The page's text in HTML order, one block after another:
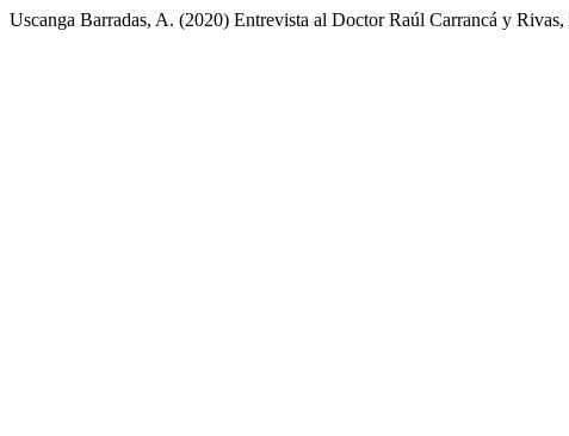
Uscanga Barradas, A. (2020) Entrevista al Doctor Raúl Carrancá y Rivas,